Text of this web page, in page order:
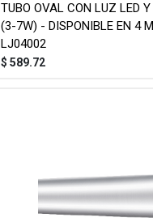
TUBO OVAL CON LUZ LED
(3-7W) - DISPONIBLE EN 4
LJ04002
$ 589.72